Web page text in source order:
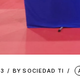
BY SOCIEDAD TI